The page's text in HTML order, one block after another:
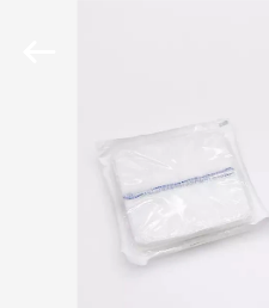
PRODOTTI